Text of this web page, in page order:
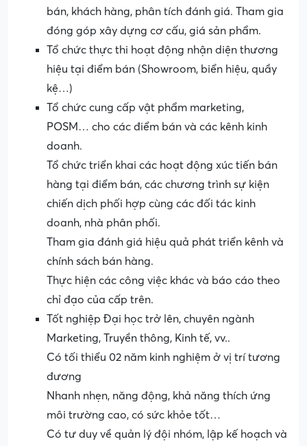
bán, khách hàng, phân tích đánh giá. Tham gia
đóng góp xây dựng cơ cấu, giá sản phẩm.
Tổ chức thực thi hoạt động nhận diện thương
hiệu tại điểm bán (Showroom, biển hiệu, quầy
kệ…)
Tổ chức cung cấp vật phẩm marketing,
POSM… cho các điểm bán và các kênh kinh
doanh.
Tổ chức triển khai các hoạt động xúc tiến bán
hàng tại điểm bán, các chương trình sự kiện
chiến dịch phối hợp cùng các đối tác kinh
doanh, nhà phân phối.
Tham gia đánh giá hiệu quả phát triển kênh và
chính sách bán hàng.
Thực hiện các công việc khác và báo cáo theo
chỉ đạo của cấp trên.
Tốt nghiệp Đại học trở lên, chuyên ngành
Marketing, Truyền thông, Kinh tế, vv..
Có tối thiểu 02 năm kinh nghiệm ở vị trí tương
đương
Nhanh nhẹn, năng động, khả năng thích ứng
môi trường cao, có sức khỏe tốt…
Có tư duy về quản lý đội nhóm, lập kế hoạch và